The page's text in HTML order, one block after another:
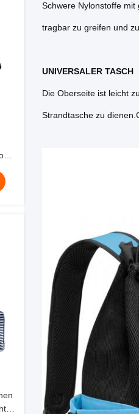
Schwere Nylonstoffe
tragbar zu greifen und
UNIVERSALER TASCH
Die Oberseite ist leicht
Strandtasche zu